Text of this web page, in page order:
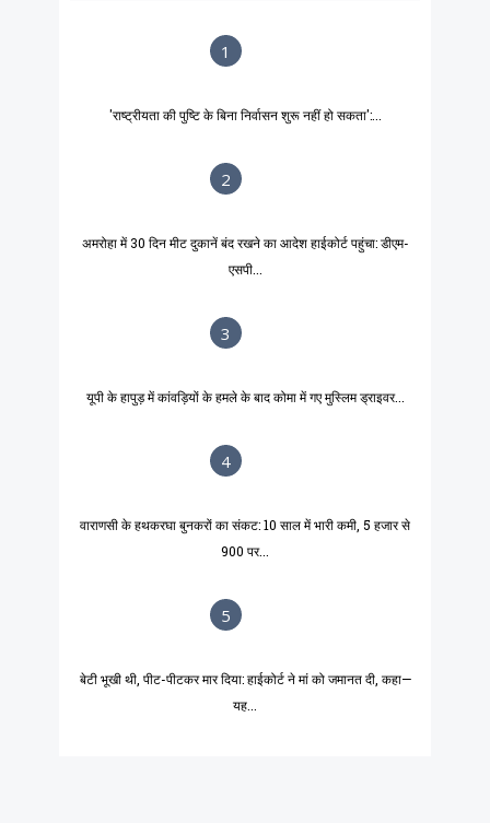
1
'राष्ट्रीयता की पुष्टि के बिना निर्वासन शुरू नहीं हो सकता':...
2
अमरोहा में 30 दिन मीट दुकानें बंद रखने का आदेश हाईकोर्ट पहुंचा: डीएम-
एसपी...
3
यूपी के हापुड़ में कांवड़ियों के हमले के बाद कोमा में गए मुस्लिम ड्राइवर...
4
वाराणसी के हथकरघा बुनकरों का संकट: 10 साल में भारी कमी, 5 हजार से
900 पर...
5
बेटी भूखी थी, पीट-पीटकर मार दिया: हाईकोर्ट ने मां को जमानत दी, कहा—
यह...